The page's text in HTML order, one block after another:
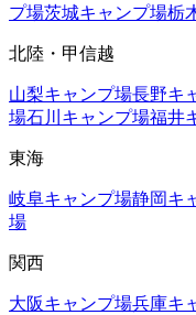
プ場茨城キャンプ場栃
北陸・甲信越
山梨キャンプ場長野キ
場石川 キャンプ場福井
東海
岐阜キャンプ場静岡キ
場
関西
大阪キャンプ場兵庫キ